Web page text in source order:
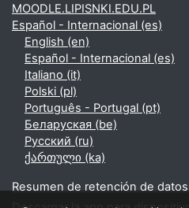
MOODLE.LIPISNKI.EDU.PL
Español - Internacional ‎(es)‎
English ‎(en)‎
Español - Internacional ‎(es)‎
Italiano ‎(it)‎
Polski ‎(pl)‎
Português - Portugal ‎(pt)‎
Беларуская ‎(be)‎
Русский ‎(ru)‎
ქართული ‎(ka)‎
Resumen de retención de datos